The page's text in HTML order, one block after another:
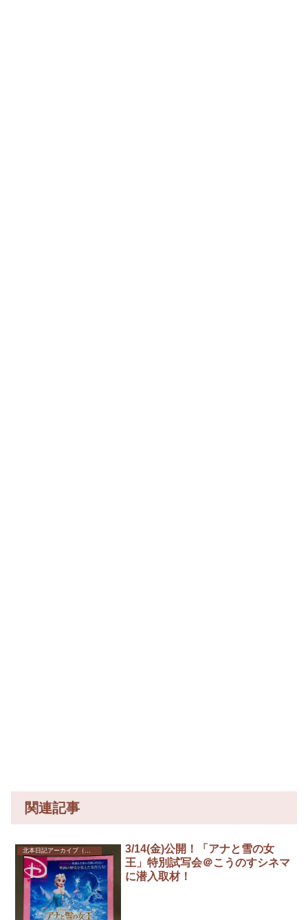
関連記事
北本日記アーカイブ（記録保存）
3/14(金)公開！「アナと雪の女
王」特別試写会＠こうのすシネマ
に潜入取材！